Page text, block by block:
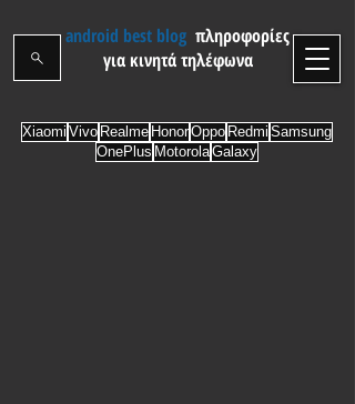
android best blog πληροφορίες
για κινητά τηλέφωνα
Xiaomi Vivo Realme HonorOppo Redmi Samsung
OnePlus MotorolaGalaxy